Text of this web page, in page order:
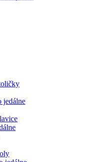
jedálne